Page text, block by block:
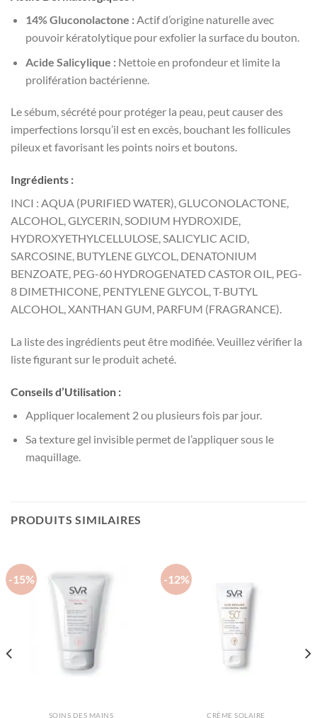
14% Gluconolactone :Actif d’origine naturelle avec
pouvoir kératolytique pour exfolier la surface du bouton.
Acide Salicylique :Nettoie en profondeur et limite la
prolifération bactérienne.
Le sébum, sécrété pour protéger la peau, peut causer des
imperfections lorsqu’il est en excès, bouchant les follicules
pileux et favorisant les points noirs et boutons.
Ingrédients :
INCI : AQUA (PURIFIED WATER), GLUCONOLACTONE,
ALCOHOL, GLYCERIN, SODIUM HYDROXIDE,
HYDROXYETHYLCELLULOSE, SALICYLIC ACID,
SARCOSINE, BUTYLENE GLYCOL, DENATONIUM
BENZOATE, PEG-60 HYDROGENATED CASTOR OIL, PEG-
8 DIMETHICONE, PENTYLENE GLYCOL, T-BUTYL
ALCOHOL, XANTHAN GUM, PARFUM (FRAGRANCE).
La liste des ingrédients peut être modifiée. Veuillez vérifier la
liste figurant sur le produit acheté.
Conseils d’Utilisation :
Appliquer localement 2 ou plusieurs fois par jour.
Sa texture gel invisible permet de l’appliquer sous le
maquillage.
PRODUITS SIMILAIRES
-15%
SOINS DES MAINS
-12%
CRÈME SOLAIRE